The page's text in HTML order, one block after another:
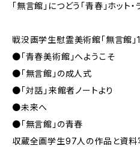
「無言館」につどう「青春」ホット・
戦没画学生慰霊美術館「無言館
●「青春美術館」へようこそ
●「無言館」の成人式
●「対話」――来館者ノートより
●未来へ
●「無言館」の青春
収蔵全画学生97人の作品と資料